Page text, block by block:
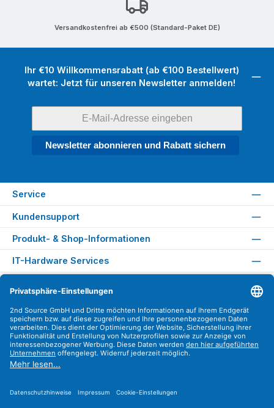
Versandkostenfrei ab €500 (Standard-Paket DE)
Ihr €10 Willkommensrabatt (ab €100 Bestellwert)
wartet: Jetzt für unseren Newsletter anmelden!
Newsletter abonnieren und Rabatt sichern
Service
Kundensupport
Produkt- & Shop-Informationen
IT-Hardware Services
Versandarten
Zahlungsarten
Sicher Einkaufen
Find us on